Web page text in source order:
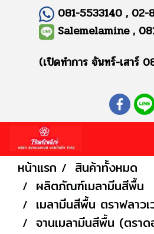
081-5533140 , 02-
Salemelamine ,
(เปิดทำการ จันทร์-เสาร์
หน้าแรก
สินค้าทั้งหมด
ผลิตภัณฑ์เมลามีนสีพื้น
เมลามีนสีพื้น ตราฟลาวเ
จานเมลามีนสีพื้น (ตรา